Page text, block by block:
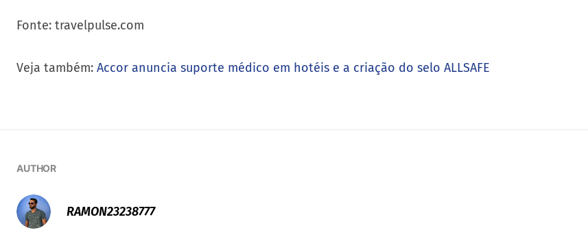
Fonte: travelpulse.com
Veja também: Accor anuncia suporte médico em hotéis e a criação do selo ALLSAFE
AUTHOR
RAMON23238777